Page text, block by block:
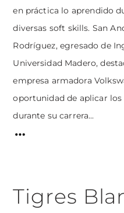
en práctica lo aprendido
diversas soft skills. San
Rodríguez, egresado de
Universidad Madero,
empresa armadora
oportunidad de aplicar
durante su carrera...
Tigres